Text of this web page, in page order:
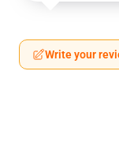
Write your